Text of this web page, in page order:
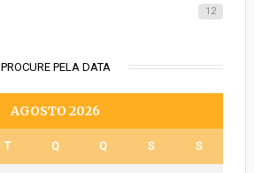
12
PROCURE PELA DATA
AGOSTO 2026
T Q Q S S